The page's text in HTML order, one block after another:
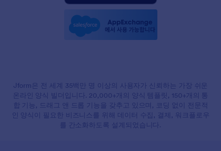
Jform은 전 세계 35백만 명 이상의 사용자가 신뢰하는 가장 쉬운
온라인 양식 빌더입니다. 20,000+개의 양식 템플릿, 150+개의 통
합 기능, 드래그 앤 드롭 기능을 갖추고 있으며, 코딩 없이 전문적
인 양식이 필요한 비즈니스를 위해 데이터 수집, 결제, 워크플로우
를 간소화하도록 설계되었습니다.